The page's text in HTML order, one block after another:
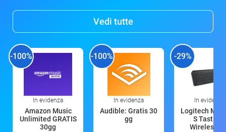
Vedi tutte
-100%
In evidenza
Amazon Music
Unlimited GRATIS
30gg
-100%
In evidenza
Audible: Gratis 30
gg
-29%
In evidenza
Logitech MX
S Tastiera
Wireless